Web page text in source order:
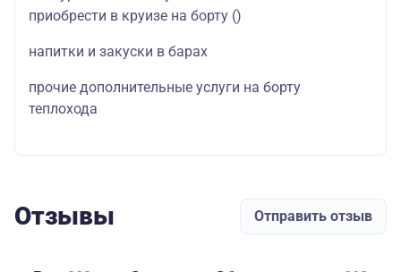
приобрести в круизе на борту ()
напитки и закуски в барах
прочие дополнительные услуги на борту
теплохода
Отзывы Отправить отзыв